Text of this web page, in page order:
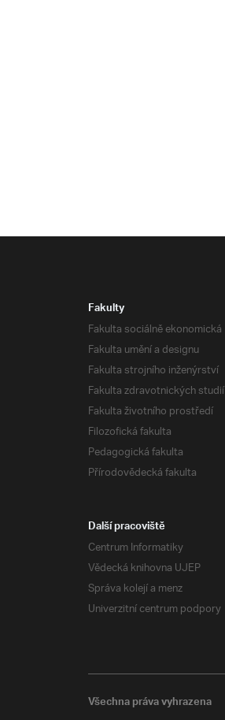
Fakulty
Fakulta sociálně ekonomická
Fakulta umění a designu
Fakulta strojního inženýrství
Fakulta zdravotnických studií
Fakulta životního prostředí
Filozofická fakulta
Pedagogická fakulta
Přírodovědecká fakulta
Další pracoviště
Centrum Informatiky
Vědecká knihovna UJEP
Správa kolejí a menz
Univerzitní centrum podpory
Všechna práva vyhrazena